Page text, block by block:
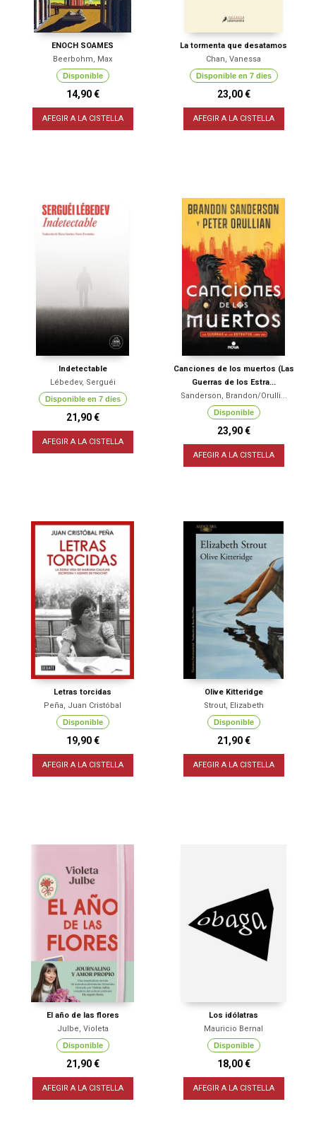
ENOCH SOAMES
Beerbohm, Max
Disponible
14,90 €
AFEGIR A LA CISTELLA
La tormenta que desatamos
Chan, Vanessa
Disponible en 7 dies
23,00 €
AFEGIR A LA CISTELLA
Indetectable
Lébedev, Serguéi
Disponible en 7 dies
21,90 €
AFEGIR A LA CISTELLA
Canciones de los muertos (Las
Guerras de los Estra...
Sanderson, Brandon/Orulli...
Disponible
23,90 €
AFEGIR A LA CISTELLA
Letras torcidas
Peña, Juan Cristóbal
Disponible
19,90 €
AFEGIR A LA CISTELLA
Olive Kitteridge
Strout, Elizabeth
Disponible
21,90 €
AFEGIR A LA CISTELLA
El año de las flores
Julbe, Violeta
Disponible
21,90 €
AFEGIR A LA CISTELLA
Los idólatras
Mauricio Bernal
Disponible
18,00 €
AFEGIR A LA CISTELLA